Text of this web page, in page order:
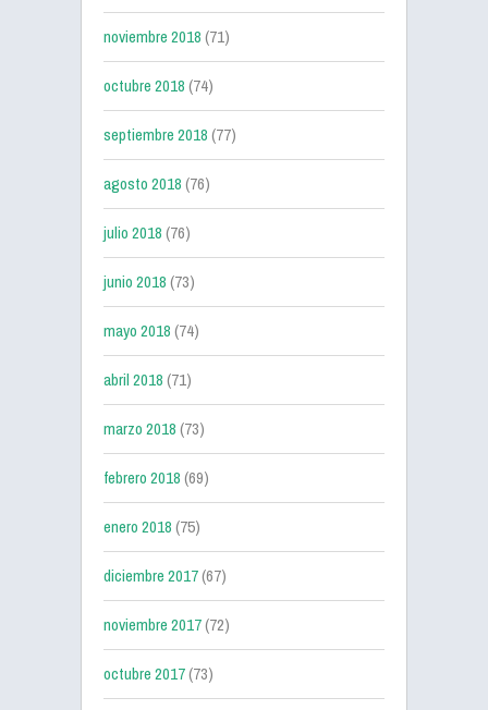
noviembre 2018(71)
octubre 2018(74)
septiembre 2018(77)
agosto 2018(76)
julio 2018(76)
junio 2018(73)
mayo 2018(74)
abril 2018(71)
marzo 2018(73)
febrero 2018(69)
enero 2018(75)
diciembre 2017(67)
noviembre 2017(72)
octubre 2017(73)